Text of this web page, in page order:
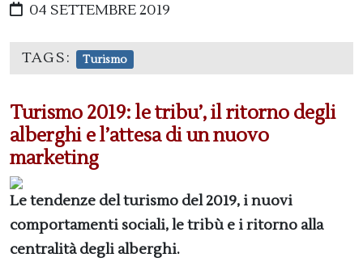
04 SETTEMBRE 2019
TAGS: Turismo
Turismo 2019: le tribu’, il ritorno degli
alberghi e l’attesa di un nuovo
marketing
Le tendenze del turismo del 2019, i nuovi
comportamenti sociali, le tribù e i ritorno alla
centralità degli alberghi.